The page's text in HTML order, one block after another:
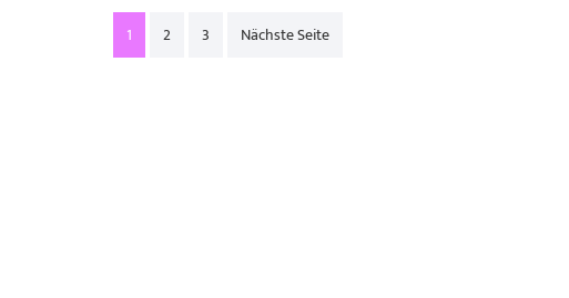
Posts
pagination
1 2 3 Nächste Seite